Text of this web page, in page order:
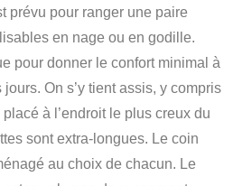
prévu pour ranger une paire
en nage ou en godille.
pour donner le confort minimal à
On s’y tient assis, y compris
à l’endroit le plus creux du
sont extra-longues. Le coin
au choix de chacun. Le